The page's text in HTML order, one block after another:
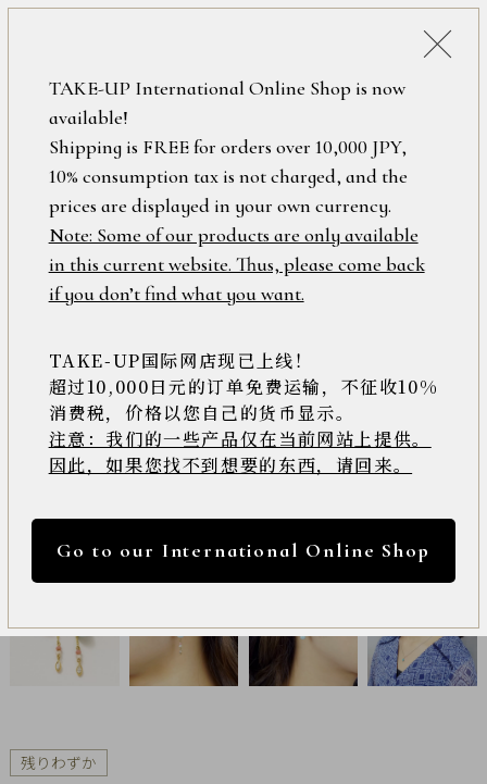
残りわずか
フリーワード
在庫なし含む
アイテム
ロ
グ
イ
ン
/
新
規
会
登
録
>>
Online
Shop
Item
TAKE-UP International Online Shop is now
available!
Shipping is FREE for orders over 10,000 JPY,
10% consumption tax is not charged, and the
prices are displayed in your own currency.
Note: Some of our products are only available
in this current website. Thus, please come back
if you don’t find what you want.
TAKE-UP国际网店现已上线！
超过10,000日元的订单免费运输，不征收10%
消费税，价格以您自己的货币显示。
注意：我们的一些产品仅在当前网站上提供。
因此，如果您找不到想要的东西，请回来。
Go to our International Online Shop